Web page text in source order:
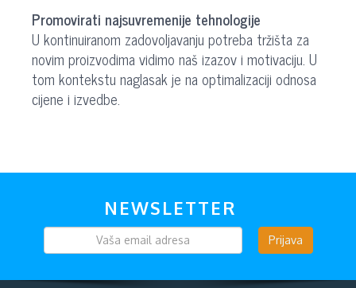
Promovirati najsuvremenije tehnologije
U kontinuiranom zadovoljavanju potreba tržišta za
novim proizvodima vidimo naš izazov i motivaciju. U
tom kontekstu naglasak je na optimalizaciji odnosa
cijene i izvedbe.
NEWSLETTER
Prijava